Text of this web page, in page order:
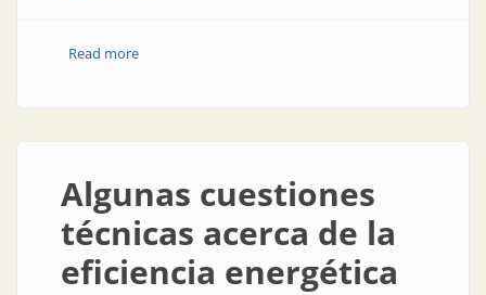
Read moreabout Estrategias de reducción del consumo: el caso
Algunas cuestiones
técnicas acerca de la
eficiencia energética